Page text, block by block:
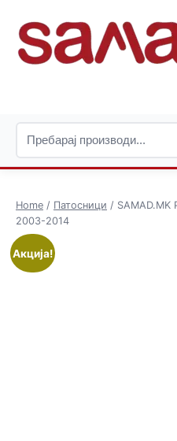
Home / Патосници / SAMAD.MK
2003-2014
Акција!